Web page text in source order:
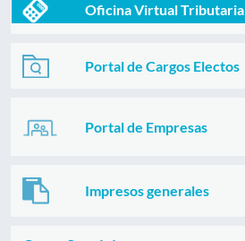
Oficina Virtual Tributaria
Portal de Cargos Electos
Portal de Empresas
Impresos generales